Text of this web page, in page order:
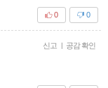
0
0
신고 | 공감 확인